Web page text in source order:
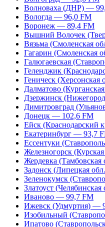
Волноваха (ДНР) —
Вологда — 96,0 FM
Воронеж — 89,4 FM
Вышний Волочек
Вязьма (Смоленская
Гагарин (Смоленская
Галюгаевская
Геленджик
Геническ
Далматово
Дзержинск
Димитровград
Донецк — 102,6 FM
Ейск (Краснодарский
Екатеринбург — 93,7
Ессентуки
Железногорск
Жердевка
Задонск (Липецкая
Зеленокумск
Златоуст
Иваново — 99,7 FM
Ижевск (Удмуртия) —
Изобильный
Ипатово